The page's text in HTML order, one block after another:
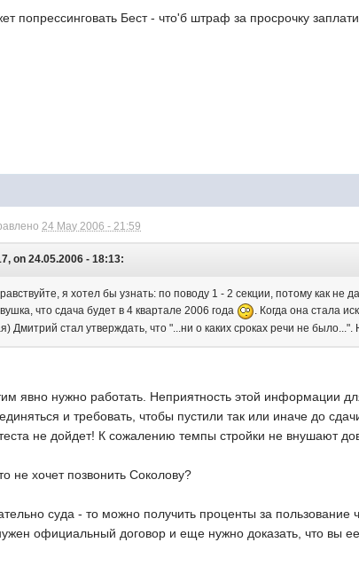
попрессинговать Бест - что'б штраф за просрочку
24 May 2006 - 21:59
on 24.05.2006 - 18:13:
я хотел бы узнать: по поводу 1 - 2 секции, потому как не
что сдача будет в 4 квартале 2006 года
. Когда она стала
Дмитрий стал утверждать, что "...ни о каких сроках речи не
явно нужно работать. Неприятность этой информации
и требовать, чтобы пустили так или иначе до
не дойдет! К сожалению темпы стройки не внушают
не хочет позвонить Соколову?
суда - то можно получить проценты за
официальный договор и еще нужно доказать, что вы